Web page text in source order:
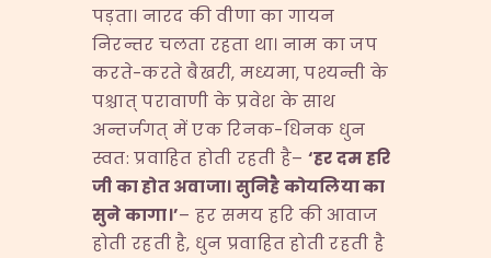
पड़ता। नारद की वीणा का गायन
निरन्तर चलता रहता था। नाम का जप
करते-करते बैखरी, मध्यमा, पश्यन्ती के
पश्चात् परावाणी के प्रवेश के साथ
अन्तर्जगत् में एक रिनक-धिनक धुन
स्वत: प्रवाहित होती रहती है– ‘हर दम हरि
जी का होत अवाजा। सुनिहै कोयलिया का
सुने कागा।’– हर समय हरि की आवाज
होती रहती है, धुन प्रवाहित होती रहती है